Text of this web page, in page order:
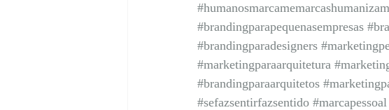
#humanosmarcamemarcashumanizam
#brandingparapequenasempresas
#brandingparadesigners
#marketingparaarquitetura
#brandingparaarquitetos
#sefazsentirfazsentido #marcapessoal